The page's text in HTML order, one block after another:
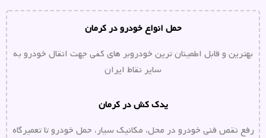
حمل انواع خودرو در کرمان
بهترین و قابل اطمینان ترین خودروبر های کفی جهت انقال خودرو به
سایر نقاط ایران
یدک کش در کرمان
رفع نقص فنی خودرو در محل، مکانیک سیار، حمل خودرو تا تعمیرگاه